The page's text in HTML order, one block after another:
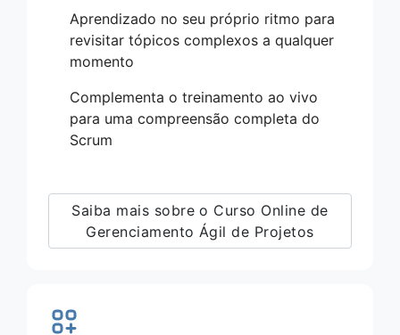
Aprendizado no seu próprio ritmo para
revisitar tópicos complexos a qualquer
momento
Complementa o treinamento ao vivo
para uma compreensão completa do
Scrum
Saiba mais sobre o Curso Online de
Gerenciamento Ágil de Projetos